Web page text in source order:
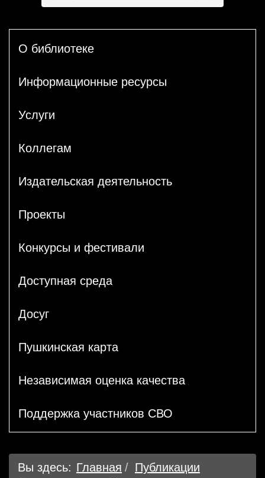
О библиотеке
Информационные ресурсы
Услуги
Коллегам
Издательская деятельность
Проекты
Конкурсы и фестивали
Доступная среда
Досуг
Пушкинская карта
Независимая оценка качества
Поддержка участников СВО
Вы здесь: Главная
Публикации